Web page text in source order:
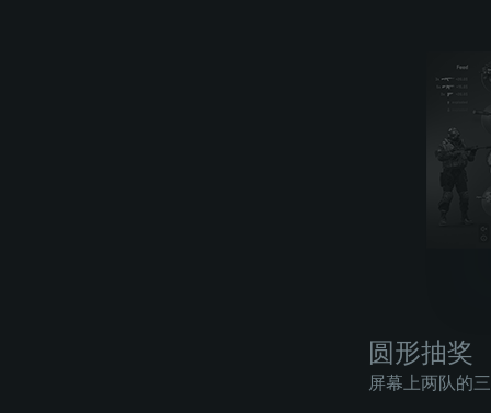
圆形抽奖
屏幕上两队的